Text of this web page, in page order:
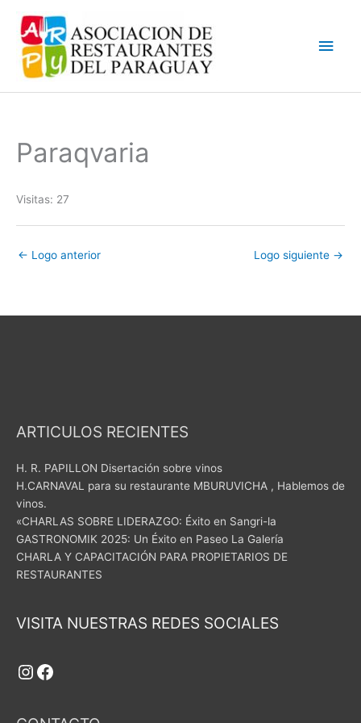
contenido
Paraqvaria
Visitas: 27
← Logo anterior Logo siguiente →
ARTICULOS RECIENTES
H. R. PAPILLON Disertación sobre vinos
H.CARNAVAL para su restaurante MBURUVICHA , Hablemos de
vinos.
«CHARLAS SOBRE LIDERAZGO: Éxito en Sangri-la
GASTRONOMIK 2025: Un Éxito en Paseo La Galería
CHARLA Y CAPACITACIÓN PARA PROPIETARIOS DE
RESTAURANTES
VISITA NUESTRAS REDES SOCIALES
Instagram
Facebook